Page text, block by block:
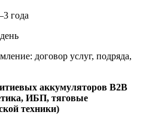
года
договор услуг, подряда,
аккумуляторов B2B
ИБП, тяговые
техники)